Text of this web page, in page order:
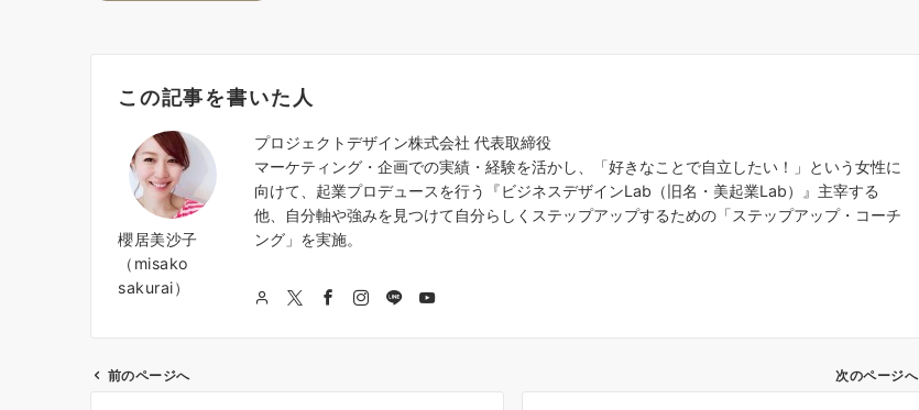
この記事を書いた人
櫻居美沙子
（misako
sakurai）
プロジェクトデザイン株式会社 代表取締役
マーケティング・企画での実績・経験を活かし、「好きなことで自立したい！」という女性に
向けて、起業プロデュースを行う『ビジネスデザインLab（旧名・美起業Lab）』主宰する
他、自分軸や強みを見つけて自分らしくステップアップするための「ステップアップ・コーチ
ング」を実施。
前のページへ 次のページへ